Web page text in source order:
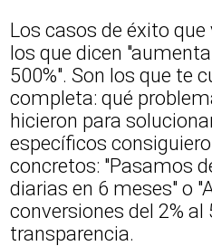
Los casos de éxito
los que dicen
500%". Son los que te
completa: qué
hicieron para
específicos
concretos: "Pasamos
diarias en 6 meses" o
conversiones del 2% al
transparencia.